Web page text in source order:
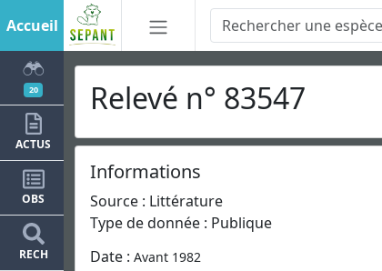
Accueil
20
ACTUS
OBS
RECH
Relevé n° 83547
Informations
Source : Littérature
Type de donnée : Publique
Date : Avant 1982